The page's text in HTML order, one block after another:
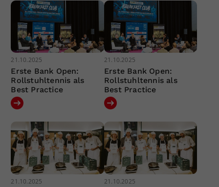
21.10.2025
Erste Bank Open:
Rollstuhltennis als
Best Practice
21.10.2025
Erste Bank Open:
Rollstuhltennis als
Best Practice
21.10.2025 21.10.2025